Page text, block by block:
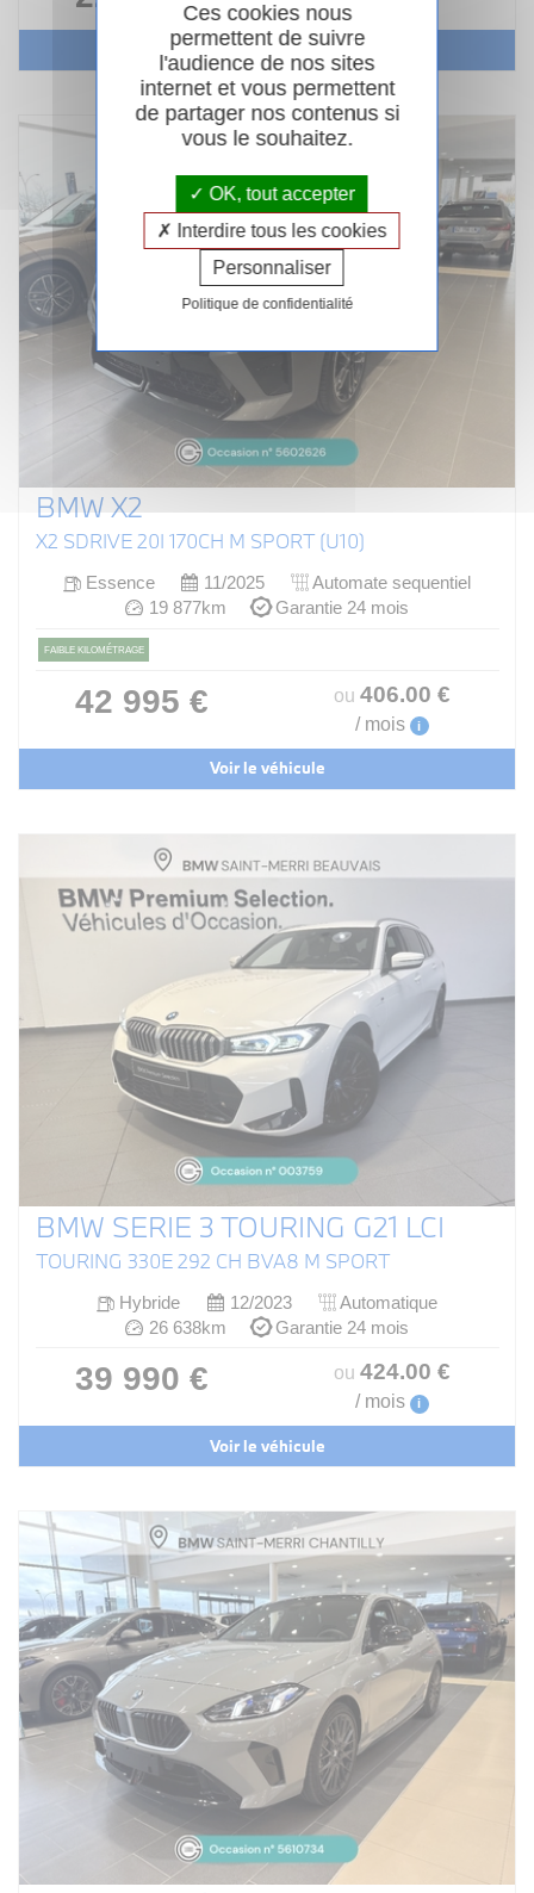
Voir le véhicule
BMW X2
X2 SDRIVE 20I 170CH M SPORT (U10)
Essence 11/2025
Automate sequentiel
19 877km
Garantie 24 mois
FAIBLE KILOMÉTRAGE
42 995 € ou 406.00 €
/ mois i
Voir le véhicule
BMW SERIE 3 TOURING G21 LCI
TOURING 330E 292 CH BVA8 M SPORT
Hybride 12/2023
Automatique
26 638km
Garantie 24 mois
39 990 € ou 424.00 €
/ mois i
Voir le véhicule
Ces cookies nous
permettent de suivre
l'audience de nos sites
internet et vous permettent
de partager nos contenus si
vous le souhaitez.
OK, tout accepter
Interdire tous les cookies
Personnaliser
Politique de confidentialité